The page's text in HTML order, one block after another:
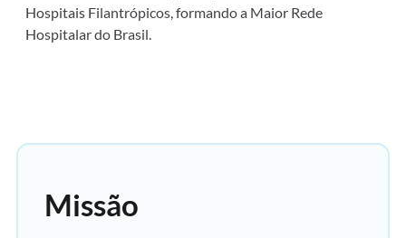
Hospitais Filantrópicos, formando a Maior Rede
Hospitalar do Brasil.
Missão